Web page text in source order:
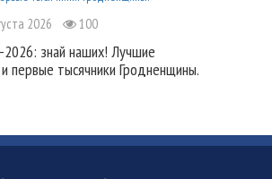
2026 100
2026: знай наших! Лучшие
первые тысячники Гродненщины.